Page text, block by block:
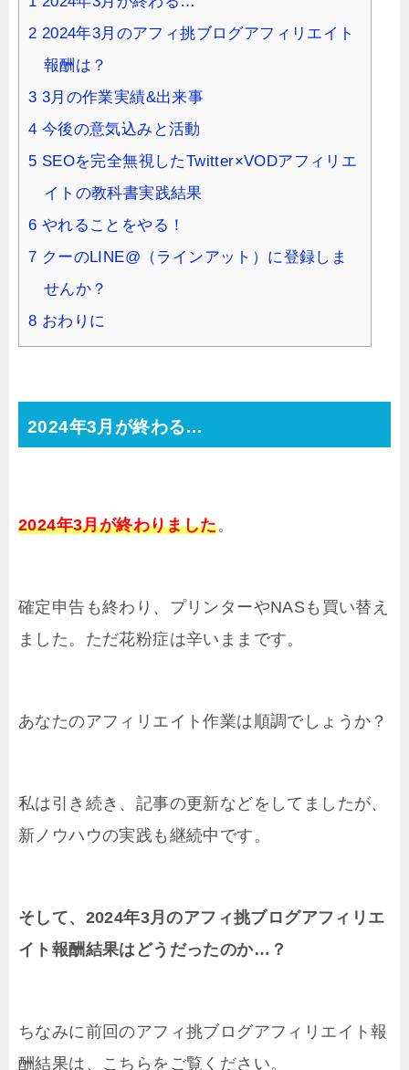
2 2024年3月のアフィ挑ブログアフィリエイト
報酬は？
3 3月の作業実績&出来事
4 今後の意気込みと活動
5 SEOを完全無視したTwitter×VODアフィリエ
イトの教科書実践結果
6 やれることをやる！
7 クーのLINE@（ラインアット）に登録しま
せんか？
8 おわりに
2024年3月が終わる…
2024年3月が終わりました。
確定申告も終わり、プリンターやNASも買い替え
ました。ただ花粉症は辛いままです。
あなたのアフィリエイト作業は順調でしょうか？
私は引き続き、記事の更新などをしてましたが、
新ノウハウの実践も継続中です。
そして、2024年3月のアフィ挑ブログアフィリエ
イト報酬結果はどうだったのか…？
ちなみに前回のアフィ挑ブログアフィリエイト報
酬結果は、こちらをご覧ください。